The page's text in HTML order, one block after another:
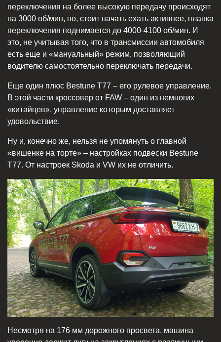
переключения на более высокую передачу происходят
на 3000 об/мин, но, стоит начать ехать активнее, планка
переключения поднимается до 4000-4100 об/мин. И
это, не учитывая того, что в трансмиссии автомобиля
есть еще и «мануальный» режим, позволяющий
водителю самостоятельно переключать передачи.
Еще один плюс Bestune T77 – его рулевое управление.
В этой части кроссовер от FAW – один из немногих
«китайцев», управление которым доставляет
удовольствие.
Ну и, конечно же, нельзя не упомянуть о главной
«вишенке на торте» – настройках подвески Bestune
T77. От настроек Skoda и VW их не отличить.
Несмотря на 176 мм дорожного просвета, машина